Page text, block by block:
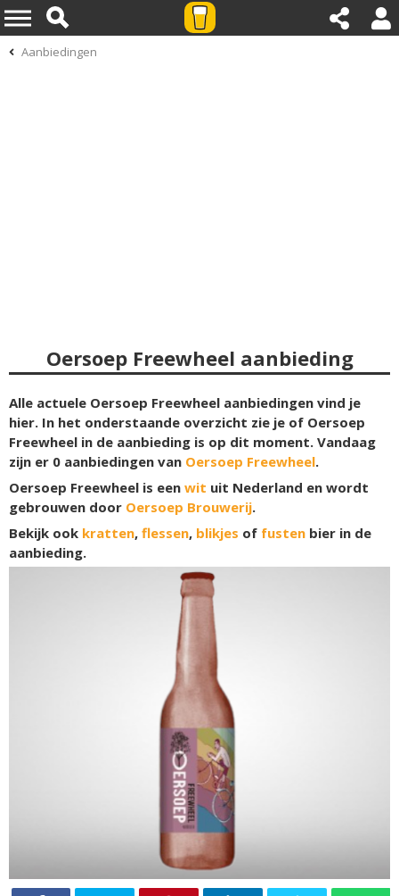
Aanbiedingen
Oersoep Freewheel aanbieding
Alle actuele Oersoep Freewheel aanbiedingen vind je
hier. In het onderstaande overzicht zie je of Oersoep
Freewheel in de aanbieding is op dit moment. Vandaag
zijn er 0 aanbiedingen van Oersoep Freewheel.
Oersoep Freewheel is een wit uit Nederland en wordt
gebrouwen door Oersoep Brouwerij.
Bekijk ook kratten, flessen, blikjes of fusten bier in de
aanbieding.